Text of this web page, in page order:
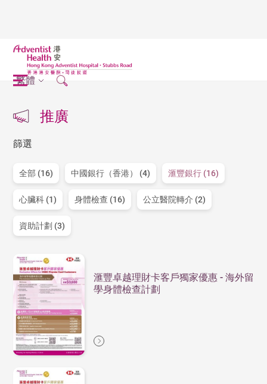
繁體
推廣
篩選
全部 (16) 中國銀行（香港） (4) 滙豐銀行 (16)
心臟科 (1) 身體檢查 (16) 公立醫院轉介 (2)
資助計劃 (3)
滙豐卓越理財卡客戶獨家優惠 - 海外留
學身體檢查計劃